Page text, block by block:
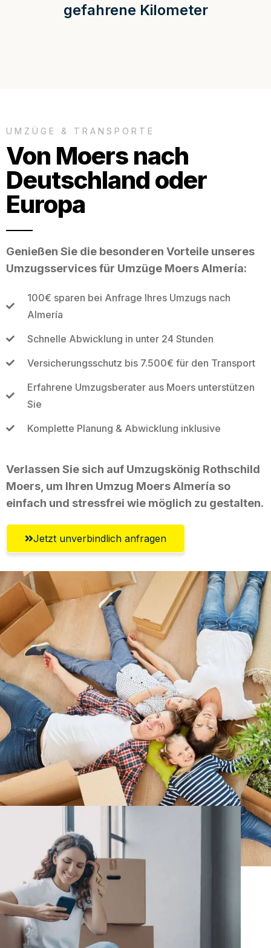
gefahrene Kilometer
UMZÜGE & TRANSPORTE
Von Moers nach
Deutschland oder
Europa
Genießen Sie die besonderen Vorteile unseres
Umzugsservices für Umzüge Moers Almería:
100€ sparen bei Anfrage Ihres Umzugs nach
Almería
Schnelle Abwicklung in unter 24 Stunden
Versicherungsschutz bis 7.500€ für den Transport
Erfahrene Umzugsberater aus Moers unterstützen
Sie
Komplette Planung & Abwicklung inklusive
Verlassen Sie sich auf Umzugskönig Rothschild
Moers, um Ihren Umzug Moers Almería so
einfach und stressfrei wie möglich zu gestalten.
Jetzt unverbindlich anfragen